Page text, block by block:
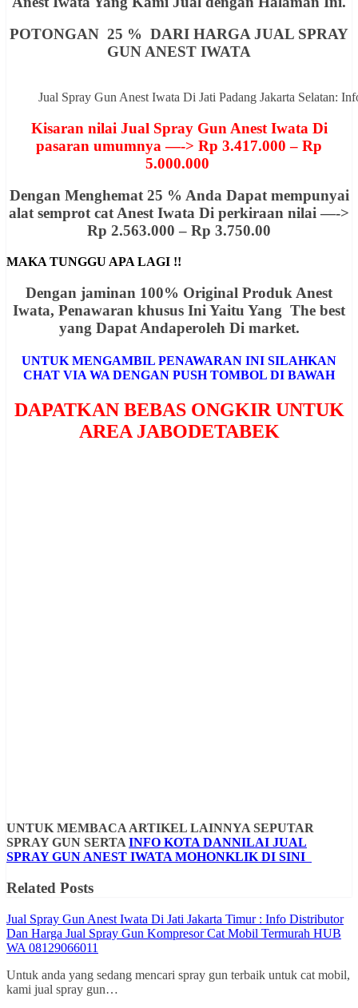
POTONGAN 25 % DARI HARGA JUAL SPRAY
GUN ANEST IWATA
Jual Spray Gun Anest Iwata Di Jati Padang Jakarta Selatan:
Kisaran nilai Jual Spray Gun Anest Iwata Di
pasaran umumnya —-> Rp 3.417.000 – Rp
5.000.000
Dengan Menghemat 25 % Anda Dapat mempunyai
alat semprot cat Anest Iwata Di perkiraan nilai —->
Rp 2.563.000 – Rp 3.750.00
MAKA TUNGGU APA LAGI !!
Dengan jaminan 100% Original Produk Anest
Iwata, Penawaran khusus Ini Yaitu Yang The best
yang Dapat Andaperoleh Di market.
UNTUK MENGAMBIL PENAWARAN INI SILAHKAN
CHAT VIA WA DENGAN PUSH TOMBOL DI BAWAH
DAPATKAN BEBAS ONGKIR UNTUK
AREA JABODETABEK
UNTUK MEMBACA ARTIKEL LAINNYA SEPUTAR
SPRAY GUN SERTA INFO KOTA DANNILAI JUAL
SPRAY GUN ANEST IWATA MOHONKLIK DI SINI
Related Posts
Jual Spray Gun Anest Iwata Di Jati Jakarta Timur : Info Distributor
Dan Harga Jual Spray Gun Kompresor Cat Mobil Termurah HUB
WA 08129066011
Untuk anda yang sedang mencari spray gun terbaik untuk cat mobil,
kami jual spray gun…